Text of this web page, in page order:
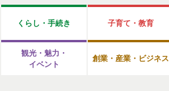
くらし・手続き 子育て・教育
観光・魅力・
イベント
創業・産業・ビジネス